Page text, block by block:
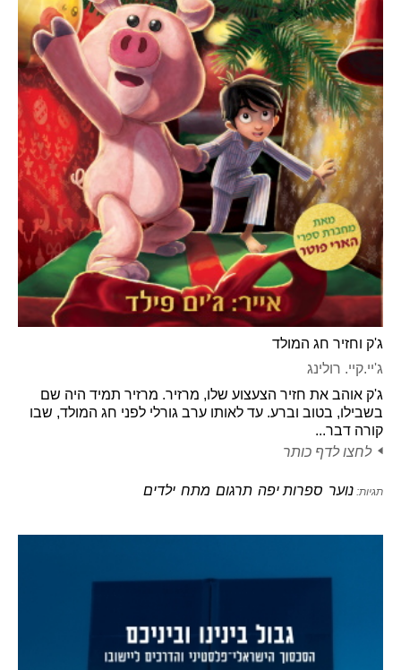
ג'ק וחזיר חג המולד
ג'יי.קיי. רולינג
ג'ק אוהב את חזיר הצעצוע שלו, מרזיר. מרזיר תמיד היה שם
בשבילו, בטוב וברע. עד לאותו ערב גורלי לפני חג המולד, שבו
קורה דבר...
לחצו לדף כותר
תגיות: נוער ספרות יפה תרגום מתח ילדים